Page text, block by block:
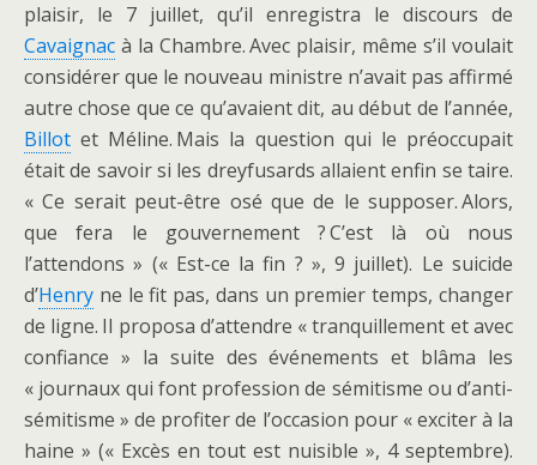
plaisir, le 7 juillet, qu’il enregistra le discours de
Cavaignac à la Chambre. Avec plaisir, même s’il voulait
considérer que le nouveau ministre n’avait pas affirmé
autre chose que ce qu’avaient dit, au début de l’année,
Billot et Méline. Mais la question qui le préoccupait
était de savoir si les dreyfusards allaient enfin se taire.
« Ce serait peut-être osé que de le supposer. Alors,
que fera le gouvernement ? C’est là où nous
l’attendons » (« Est-ce la fin ? », 9 juillet). Le suicide
d’Henry ne le fit pas, dans un premier temps, changer
de ligne. Il proposa d’attendre « tranquillement et avec
confiance » la suite des événements et blâma les
« journaux qui font profession de sémitisme ou d’anti-
sémitisme » de profiter de l’occasion pour « exciter à la
haine » (« Excès en tout est nuisible », 4 septembre).